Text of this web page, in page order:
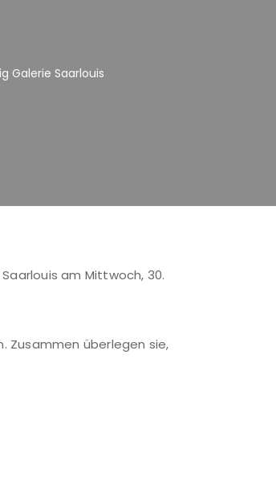
Galerie Saarlouis
am Mittwoch, 30.
Zusammen überlegen sie,